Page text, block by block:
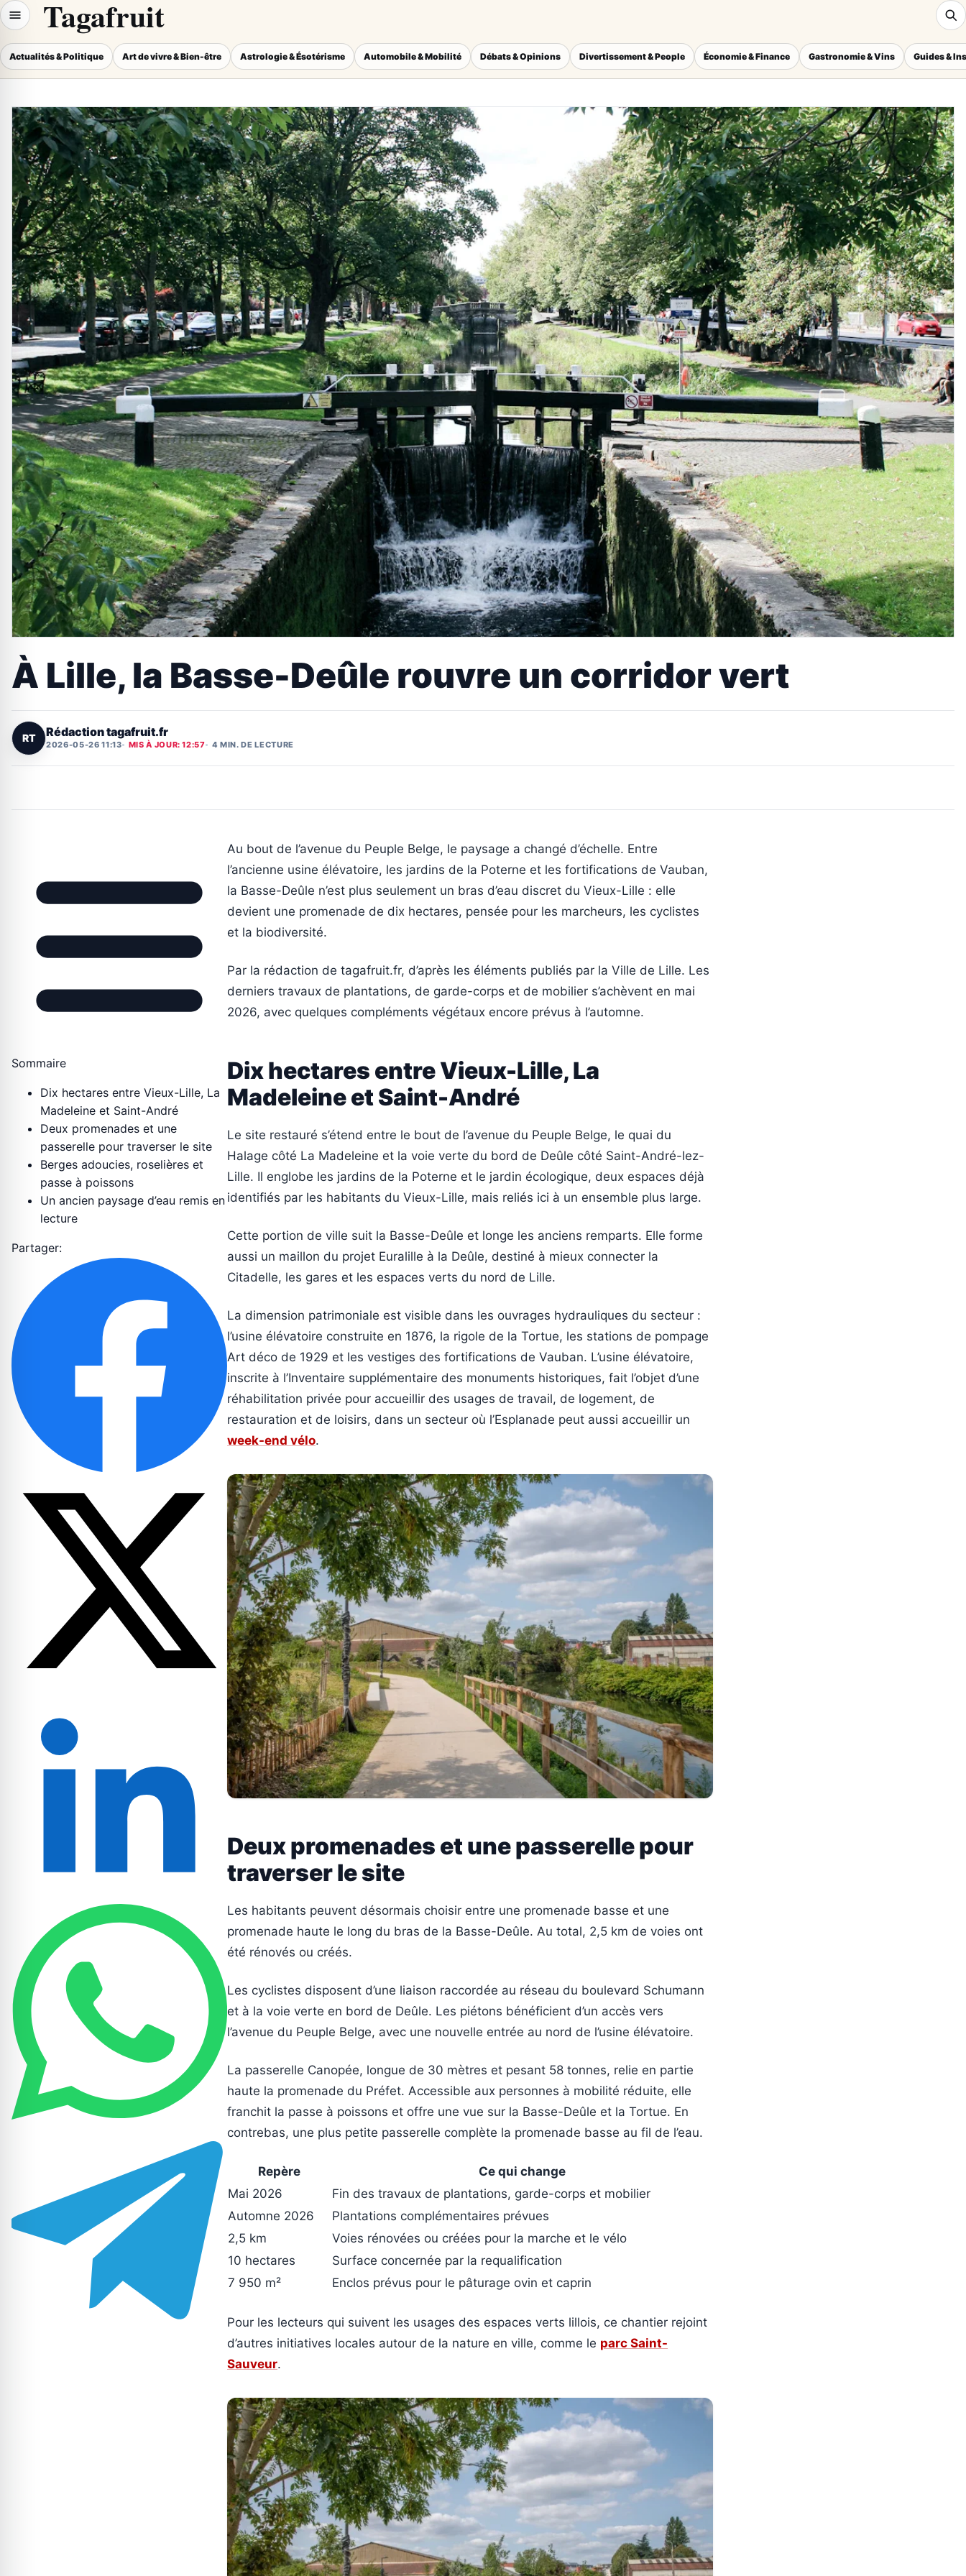
Tagafruit
Actualités & Politique Art de vivre & Bien-être Astrologie & Ésotérisme Automobile & Mobilité Débats & Opinions Divertissement & People Économie & Finance Gastronomie & Vins Guides &
À Lille, la Basse-Deûle rouvre un corridor vert
RT Rédaction tagafruit.fr
2026-05-26 11:13 MIS À JOUR: 12:57 4 MIN. DE LECTURE
Sommaire
Dix hectares entre Vieux-Lille, La
Madeleine et Saint-André
Deux promenades et une
passerelle pour traverser le site
Berges adoucies, roselières et
passe à poissons
Un ancien paysage d’eau remis en
lecture
Partager:
Au bout de l’avenue du Peuple Belge, le paysage a changé d’échelle. Entre
l’ancienne usine élévatoire, les jardins de la Poterne et les fortifications de Vauban,
la Basse-Deûle n’est plus seulement un bras d’eau discret du Vieux-Lille : elle
devient une promenade de dix hectares, pensée pour les marcheurs, les cyclistes
et la biodiversité.
Par la rédaction de tagafruit.fr, d’après les éléments publiés par la Ville de Lille. Les
derniers travaux de plantations, de garde-corps et de mobilier s’achèvent en mai
2026, avec quelques compléments végétaux encore prévus à l’automne.
Dix hectares entre Vieux-Lille, La
Madeleine et Saint-André
Le site restauré s’étend entre le bout de l’avenue du Peuple Belge, le quai du
Halage côté La Madeleine et la voie verte du bord de Deûle côté Saint-André-lez-
Lille. Il englobe les jardins de la Poterne et le jardin écologique, deux espaces déjà
identifiés par les habitants du Vieux-Lille, mais reliés ici à un ensemble plus large.
Cette portion de ville suit la Basse-Deûle et longe les anciens remparts. Elle forme
aussi un maillon du projet Euralille à la Deûle, destiné à mieux connecter la
Citadelle, les gares et les espaces verts du nord de Lille.
La dimension patrimoniale est visible dans les ouvrages hydrauliques du secteur :
l’usine élévatoire construite en 1876, la rigole de la Tortue, les stations de pompage
Art déco de 1929 et les vestiges des fortifications de Vauban. L’usine élévatoire,
inscrite à l’Inventaire supplémentaire des monuments historiques, fait l’objet d’une
réhabilitation privée pour accueillir des usages de travail, de logement, de
restauration et de loisirs, dans un secteur où l’Esplanade peut aussi accueillir un
week-end vélo.
Deux promenades et une passerelle pour
traverser le site
Les habitants peuvent désormais choisir entre une promenade basse et une
promenade haute le long du bras de la Basse-Deûle. Au total, 2,5 km de voies ont
été rénovés ou créés.
Les cyclistes disposent d’une liaison raccordée au réseau du boulevard Schumann
et à la voie verte en bord de Deûle. Les piétons bénéficient d’un accès vers
l’avenue du Peuple Belge, avec une nouvelle entrée au nord de l’usine élévatoire.
La passerelle Canopée, longue de 30 mètres et pesant 58 tonnes, relie en partie
haute la promenade du Préfet. Accessible aux personnes à mobilité réduite, elle
franchit la passe à poissons et offre une vue sur la Basse-Deûle et la Tortue. En
contrebas, une plus petite passerelle complète la promenade basse au fil de l’eau.
Repère
Ce qui change
Mai 2026
Fin des travaux de plantations, garde-corps et mobilier
Automne 2026
Plantations complémentaires prévues
2,5 km
Voies rénovées ou créées pour la marche et le vélo
10 hectares
Surface concernée par la requalification
7 950 m²
Enclos prévus pour le pâturage ovin et caprin
Pour les lecteurs qui suivent les usages des espaces verts lillois, ce chantier rejoint
d’autres initiatives locales autour de la nature en ville, comme le parc Saint-
Sauveur.